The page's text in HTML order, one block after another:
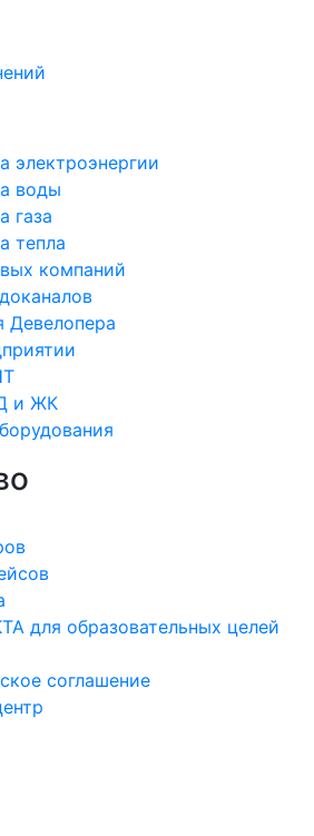
электроэнергии
воды
газа
тепла
компаний
и ЖК
для образовательных целей
соглашение